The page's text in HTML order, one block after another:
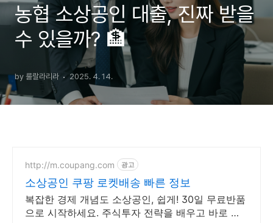
농협 소상공인 대출, 진짜 받을
수 있을까? 🏦
by 룰랄라리라 2025. 4. 14.
http://m.coupang.com 광고
소상공인 쿠팡 로켓배송 빠른 정보
복잡한 경제 개념도 소상공인, 쉽게! 30일 무료반품
으로 시작하세요. 주식투자 전략을 배우고 바로 실